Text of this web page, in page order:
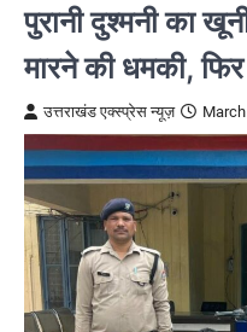
पुरानी दुश्मनी का
मारने की धमकी, फिर
उत्तराखंड एक्स्प्रेस न्यूज़